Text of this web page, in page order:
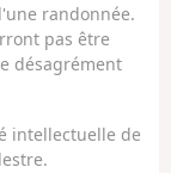
randonnée.
pas être
désagrément
intellectuelle de